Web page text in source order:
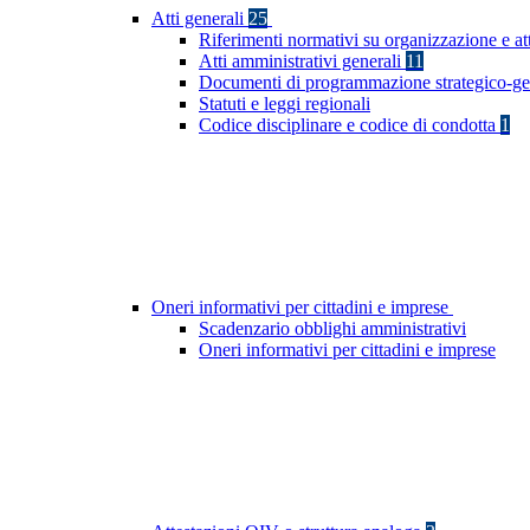
Atti generali 25
Riferimenti normativi su organizzazione e
Atti amministrativi generali 11
Documenti di programmazione strategico-
Statuti e leggi regionali
Codice disciplinare e codice di condotta 1
Oneri informativi per cittadini e imprese
Scadenzario obblighi amministrativi
Oneri informativi per cittadini e imprese